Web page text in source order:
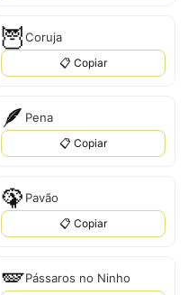
🦉Coruja
📋 Copiar
🪶 Pena
📋 Copiar
🦚 Pavão
📋 Copiar
🪽Pássaros no Ninho